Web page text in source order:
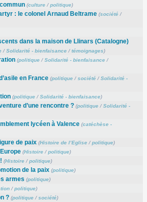
(culture/politique)
: le colonel Arnaud Beltrame (société/
dans la maison de Llinars (Catalogne)
/Solidarité - bienfaisance/témoignages)
(politique/Solidarité - bienfaisance/
en France (politique/ société/Solidarité -
(politique/Solidarité - bienfaisance)
d’une rencontre ? (politique/Solidarité -
lycéen à Valence (catéchèse -
de paix (Histoire de l’Eglise/politique)
(Histoire/politique)
(Histoire/politique)
de la paix (politique)
armes (politique)
/politique)
? (politique/ société)